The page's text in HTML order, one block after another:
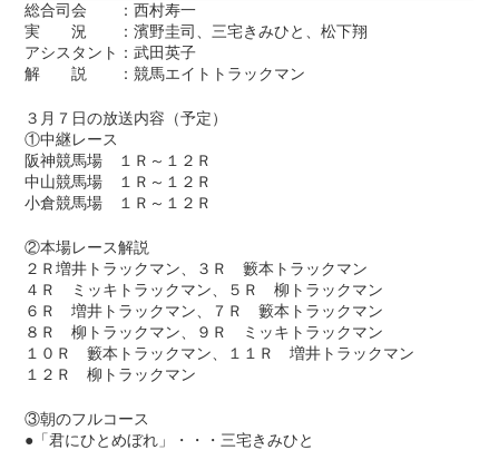
総合司会 ：西村寿一
実 況 ：濱野圭司、三宅きみひと、松下翔
アシスタント：武田英子
解 説 ：競馬エイトトラックマン
３月７日の放送内容（予定）
①中継レース
阪神競馬場 １Ｒ～１２Ｒ
中山競馬場 １Ｒ～１２Ｒ
小倉競馬場 １Ｒ～１２Ｒ
②本場レース解説
２Ｒ増井トラックマン、３Ｒ 籔本トラックマン
４Ｒ ミッキトラックマン、５Ｒ 柳トラックマン
６Ｒ 増井トラックマン、７Ｒ 籔本トラックマン
８Ｒ 柳トラックマン、９Ｒ ミッキトラックマン
１０Ｒ 籔本トラックマン、１１Ｒ 増井トラックマン
１２Ｒ 柳トラックマン
③朝のフルコース
●「君にひとめぼれ」・・・三宅きみひと